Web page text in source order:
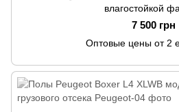
влагостойкой
7 500 грн
Оптовые ценыот 2